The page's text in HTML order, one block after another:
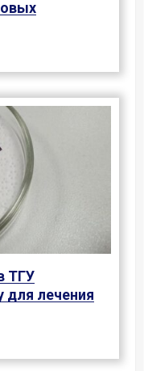
ТГУ
для лечения